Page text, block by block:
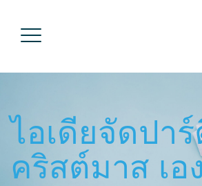
ไอเดียจัดปา
คริสต์มาส เอ